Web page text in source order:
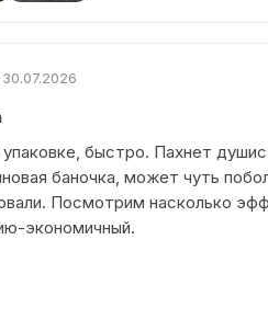
30.07.2026
быстро. Пахнет
баночка, может чуть
Посмотрим насколько
экономичный.